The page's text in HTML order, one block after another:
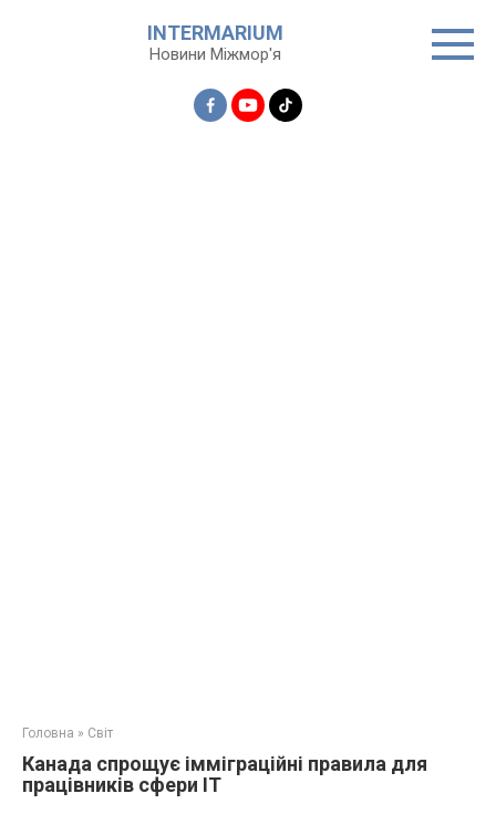
INTERMARIUM
Новини Міжмор'я
Головна » Світ
Канада спрощує імміграційні правила для
працівників сфери ІТ